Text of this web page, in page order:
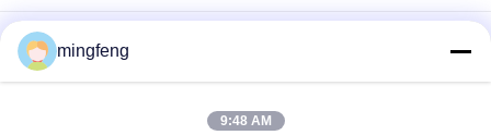
295LM 100° IP65 5W Dimmable LED allume vers le bas des
projecteurs de Cabinet
bureau léger de rendement optimum pour le salon
mingfeng
9:48 AM